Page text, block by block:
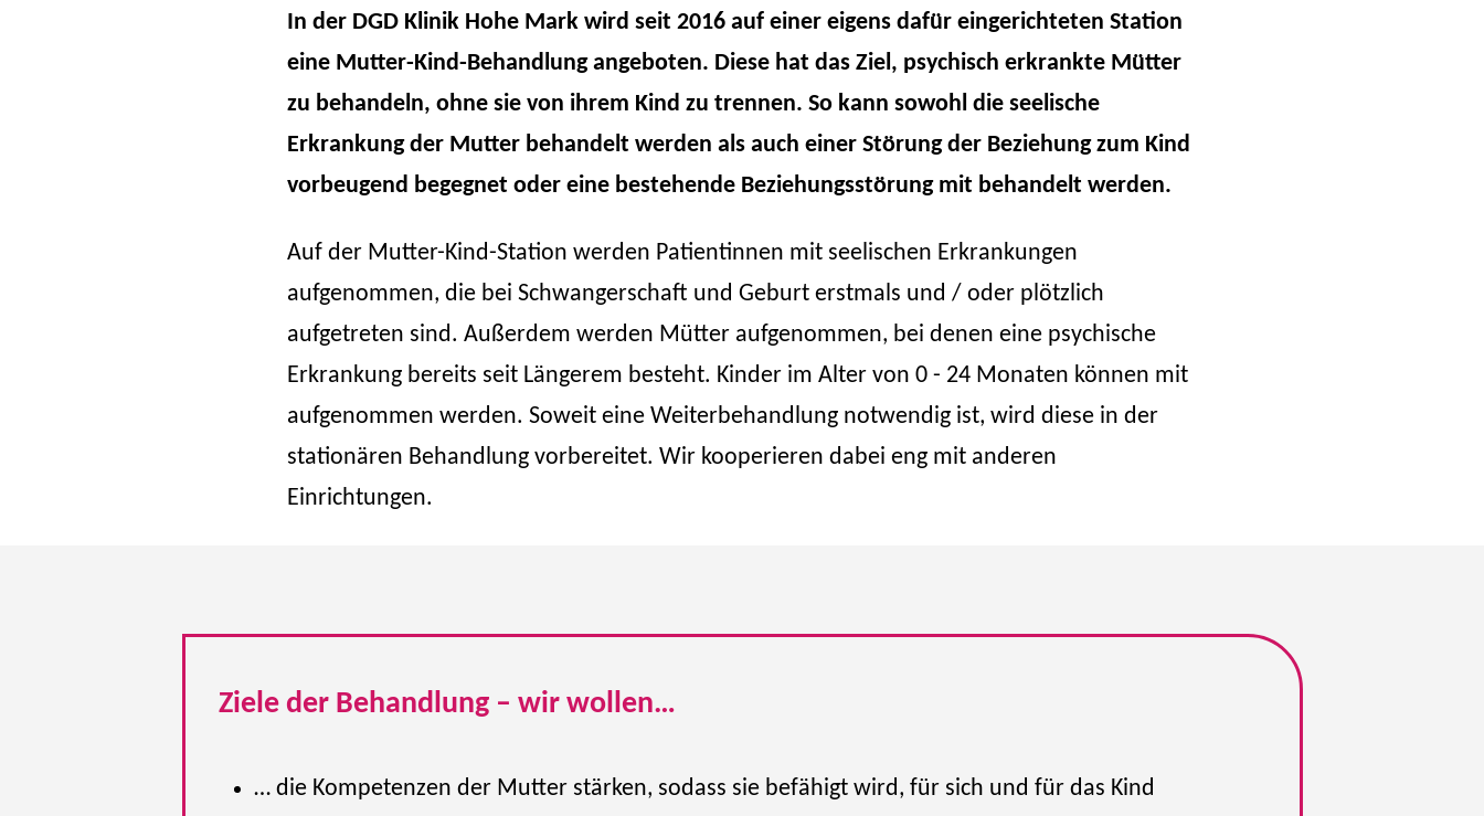
In der DGD Klinik Hohe Mark wird seit 2016 auf einer eigens dafür eingerichteten Station
eine Mutter-Kind-Behandlung angeboten. Diese hat das Ziel, psychisch erkrankte Mütter
zu behandeln, ohne sie von ihrem Kind zu trennen. So kann sowohl die seelische
Erkrankung der Mutter behandelt werden als auch einer Störung der Beziehung zum Kind
vorbeugend begegnet oder eine bestehende Beziehungsstörung mit behandelt werden.
Auf der Mutter-Kind-Station werden Patientinnen mit seelischen Erkrankungen
aufgenommen, die bei Schwangerschaft und Geburt erstmals und / oder plötzlich
aufgetreten sind. Außerdem werden Mütter aufgenommen, bei denen eine psychische
Erkrankung bereits seit Längerem besteht. Kinder im Alter von 0 - 24 Monaten können mit
aufgenommen werden. Soweit eine Weiterbehandlung notwendig ist, wird diese in der
stationären Behandlung vorbereitet. Wir kooperieren dabei eng mit anderen
Einrichtungen.
Ziele der Behandlung – wir wollen…
… die Kompetenzen der Mutter stärken, sodass sie befähigt wird, für sich und für das Kind